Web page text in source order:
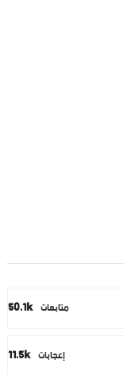
50.1k متابعات
11.5k إعجابات